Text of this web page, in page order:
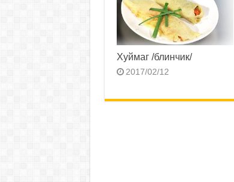
Хуймаг /блинчик/
2017/02/12